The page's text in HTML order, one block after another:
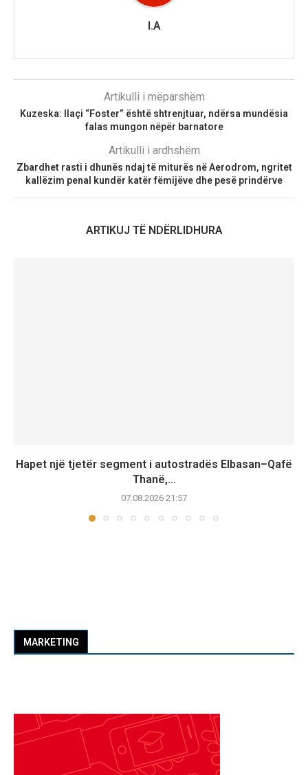
I.A
Artikulli i mëparshëm
Kuzeska: Ilaçi “Foster” është shtrenjtuar, ndërsa mundësia
falas mungon nëpër barnatore
Artikulli i ardhshëm
Zbardhet rasti i dhunës ndaj të miturës në Aerodrom, ngritet
kallëzim penal kundër katër fëmijëve dhe pesë prindërve
ARTIKUJ TË NDËRLIDHURA
Hapet një tjetër segment i autostradës Elbasan–Qafë
Thanë,...
07.08.2026 21:57
MARKETING